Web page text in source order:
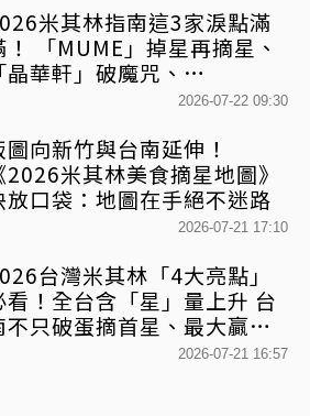
米其林指南這3家淚點滿
！ 「MUME」掉星再摘星、
「晶華軒」破魔咒、
「NOBUO」主廚抱照默哀淚灑
2026-07-22 09:30
圖向新竹與台南延伸！
2026米其林美食摘星地圖》
放口袋：地圖在手絕不迷路
2026-07-21 17:10
台灣米其林「4大亮點」
看！全台含「星」量上升 台
不只破蛋摘首星、最大贏家
2026-07-21 16:57